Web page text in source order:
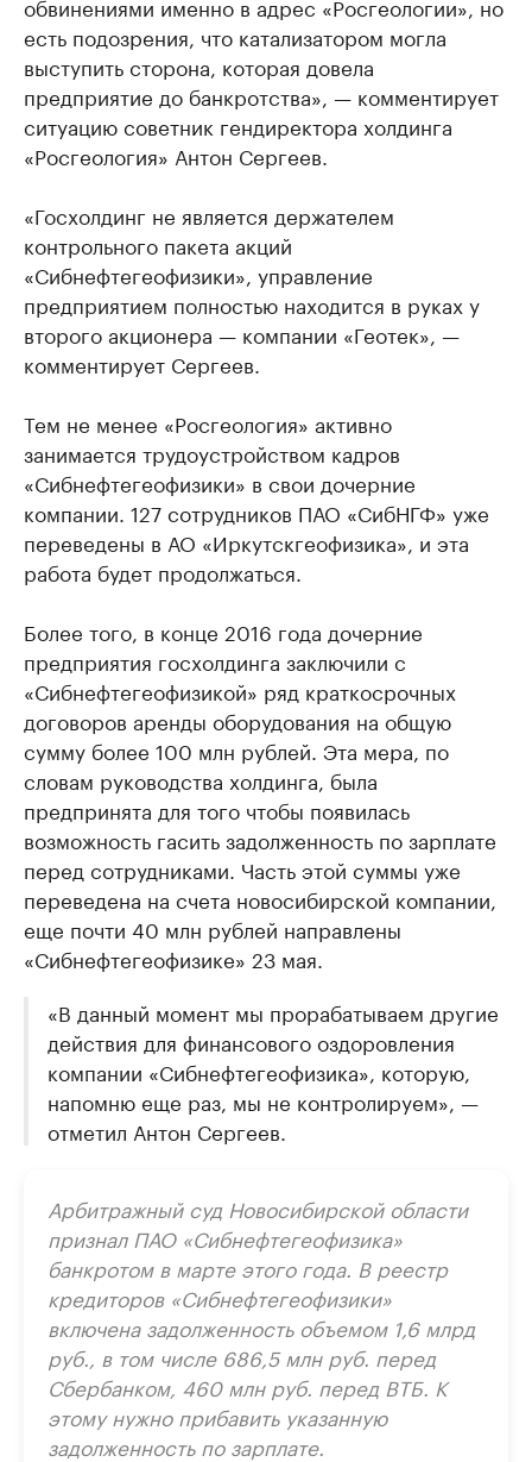
есть подозрения, что катализатором могла
выступить сторона, которая довела
предприятие до банкротства», — комментирует
ситуацию советник гендиректора холдинга
«Росгеология» Антон Сергеев.
«Госхолдинг не является держателем
контрольного пакета акций
«Сибнефтегеофизики», управление
предприятием полностью находится в руках у
второго акционера — компании «Геотек», —
комментирует Сергеев.
Тем не менее «Росгеология» активно
занимается трудоустройством кадров
«Сибнефтегеофизики» в свои дочерние
компании. 127 сотрудников ПАО «СибНГФ» уже
переведены в АО «Иркутскгеофизика», и эта
работа будет продолжаться.
Более того, в конце 2016 года дочерние
предприятия госхолдинга заключили с
«Сибнефтегеофизикой» ряд краткосрочных
договоров аренды оборудования на общую
сумму более 100 млн рублей. Эта мера, по
словам руководства холдинга, была
предпринята для того чтобы появилась
возможность гасить задолженность по зарплате
перед сотрудниками. Часть этой суммы уже
переведена на счета новосибирской компании,
еще почти 40 млн рублей направлены
«Сибнефтегеофизике» 23 мая.
«В данный момент мы прорабатываем другие
действия для финансового оздоровления
компании «Сибнефтегеофизика», которую,
напомню еще раз, мы не контролируем», —
отметил Антон Сергеев.
Арбитражный суд Новосибирской области
признал ПАО «Сибнефтегеофизика»
банкротом в марте этого года. В реестр
кредиторов «Сибнефтегеофизики»
включена задолженность объемом 1,6 млрд
руб., в том числе 686,5 млн руб. перед
Сбербанком, 460 млн руб. перед ВТБ. К
этому нужно прибавить указанную
задолженность по зарплате.